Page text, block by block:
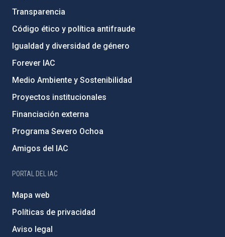
Transparencia
Código ético y política antifraude
Igualdad y diversidad de género
Forever IAC
Medio Ambiente y Sostenibilidad
Proyectos institucionales
Financiación externa
Programa Severo Ochoa
Amigos del IAC
PORTAL DEL IAC
Mapa web
Políticas de privacidad
Aviso legal